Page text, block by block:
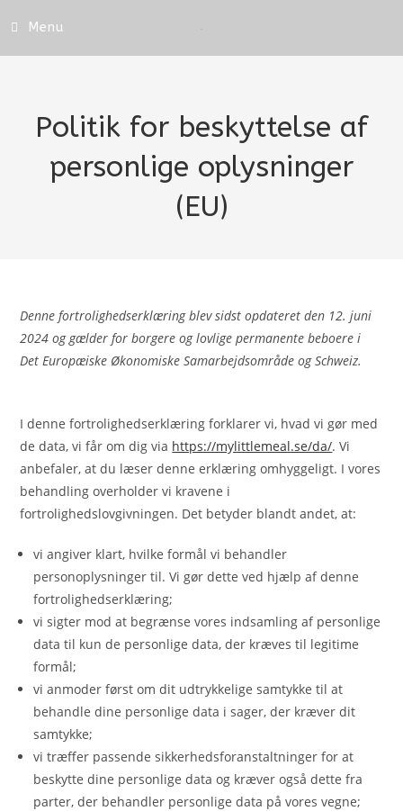
Menu
Politik for beskyttelse af
personlige oplysninger
(EU)
Denne fortrolighedserklæring blev sidst opdateret den 12. juni
2024 og gælder for borgere og lovlige permanente beboere i
Det Europæiske Økonomiske Samarbejdsområde og Schweiz.
I denne fortrolighedserklæring forklarer vi, hvad vi gør med
de data, vi får om dig via https://mylittlemeal.se/da/. Vi
anbefaler, at du læser denne erklæring omhyggeligt. I vores
behandling overholder vi kravene i
fortrolighedslovgivningen. Det betyder blandt andet, at:
vi angiver klart, hvilke formål vi behandler
personoplysninger til. Vi gør dette ved hjælp af denne
fortrolighedserklæring;
vi sigter mod at begrænse vores indsamling af personlige
data til kun de personlige data, der kræves til legitime
formål;
vi anmoder først om dit udtrykkelige samtykke til at
behandle dine personlige data i sager, der kræver dit
samtykke;
vi træffer passende sikkerhedsforanstaltninger for at
beskytte dine personlige data og kræver også dette fra
parter, der behandler personlige data på vores vegne;